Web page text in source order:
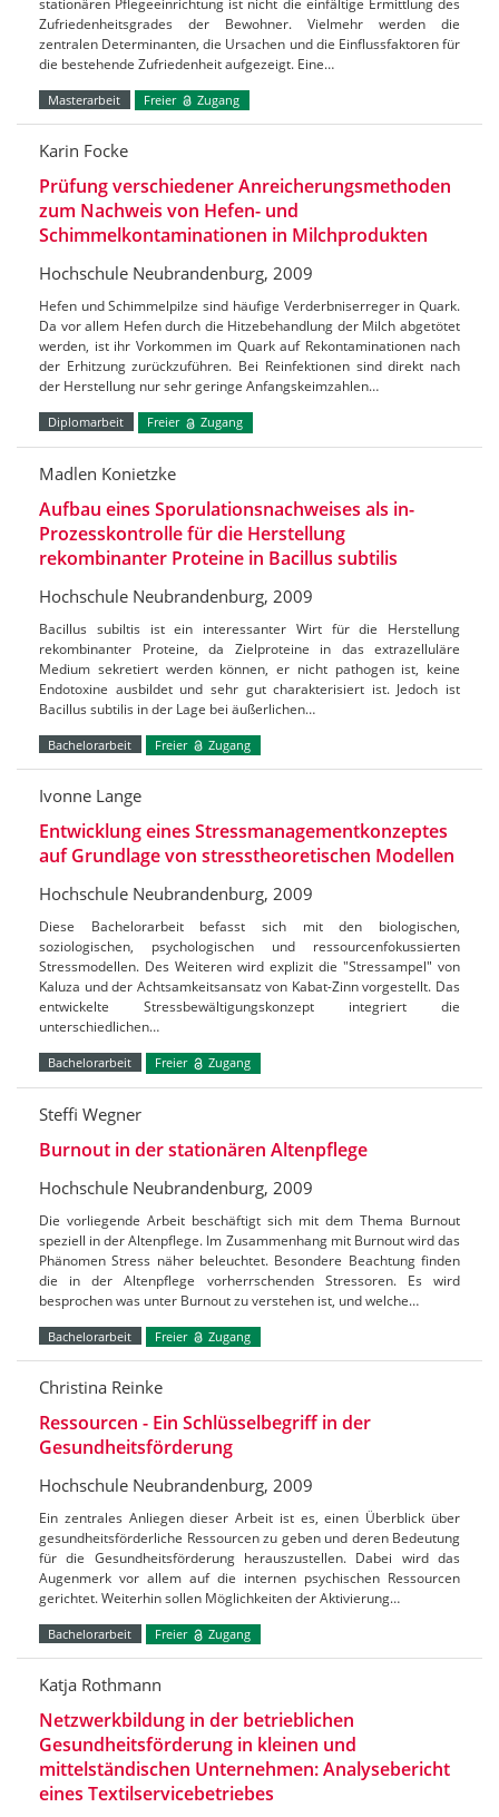
Zufriedenheitsgrades der Bewohner. Vielmehr werden die
zentralen Determinanten, die Ursachen und die Einflussfaktoren für
die bestehende Zufriedenheit aufgezeigt. Eine…
Masterarbeit Freier Zugang
Karin Focke
Prüfung verschiedener Anreicherungsmethoden
zum Nachweis von Hefen- und
Schimmelkontaminationen in Milchprodukten
Hochschule Neubrandenburg, 2009
Hefen und Schimmelpilze sind häufige Verderbniserreger in Quark.
Da vor allem Hefen durch die Hitzebehandlung der Milch abgetötet
werden, ist ihr Vorkommen im Quark auf Rekontaminationen nach
der Erhitzung zurückzuführen. Bei Reinfektionen sind direkt nach
der Herstellung nur sehr geringe Anfangskeimzahlen…
Diplomarbeit Freier Zugang
Madlen Konietzke
Aufbau eines Sporulationsnachweises als in-
Prozesskontrolle für die Herstellung
rekombinanter Proteine in Bacillus subtilis
Hochschule Neubrandenburg, 2009
Bacillus subiltis ist ein interessanter Wirt für die Herstellung
rekombinanter Proteine, da Zielproteine in das extrazelluläre
Medium sekretiert werden können, er nicht pathogen ist, keine
Endotoxine ausbildet und sehr gut charakterisiert ist. Jedoch ist
Bacillus subtilis in der Lage bei äußerlichen…
Bachelorarbeit Freier Zugang
Ivonne Lange
Entwicklung eines Stressmanagementkonzeptes
auf Grundlage von stresstheoretischen Modellen
Hochschule Neubrandenburg, 2009
Diese Bachelorarbeit befasst sich mit den biologischen,
soziologischen, psychologischen und ressourcenfokussierten
Stressmodellen. Des Weiteren wird explizit die "Stressampel" von
Kaluza und der Achtsamkeitsansatz von Kabat-Zinn vorgestellt. Das
entwickelte Stressbewältigungskonzept integriert die
unterschiedlichen…
Bachelorarbeit Freier Zugang
Steffi Wegner
Burnout in der stationären Altenpflege
Hochschule Neubrandenburg, 2009
Die vorliegende Arbeit beschäftigt sich mit dem Thema Burnout
speziell in der Altenpflege. Im Zusammenhang mit Burnout wird das
Phänomen Stress näher beleuchtet. Besondere Beachtung finden
die in der Altenpflege vorherrschenden Stressoren. Es wird
besprochen was unter Burnout zu verstehen ist, und welche…
Bachelorarbeit Freier Zugang
Christina Reinke
Ressourcen - Ein Schlüsselbegriff in der
Gesundheitsförderung
Hochschule Neubrandenburg, 2009
Ein zentrales Anliegen dieser Arbeit ist es, einen Überblick über
gesundheitsförderliche Ressourcen zu geben und deren Bedeutung
für die Gesundheitsförderung herauszustellen. Dabei wird das
Augenmerk vor allem auf die internen psychischen Ressourcen
gerichtet. Weiterhin sollen Möglichkeiten der Aktivierung…
Bachelorarbeit Freier Zugang
Katja Rothmann
Netzwerkbildung in der betrieblichen
Gesundheitsförderung in kleinen und
mittelständischen Unternehmen: Analysebericht
eines Textilservicebetriebes